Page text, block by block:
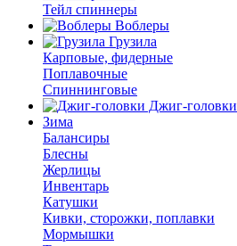
Тейл спиннеры
Воблеры
Грузила
Карповые, фидерные
Поплавочные
Спиннинговые
Джиг-головки
Зима
Балансиры
Блесны
Жерлицы
Инвентарь
Катушки
Кивки, сторожки, поплавки
Мормышки